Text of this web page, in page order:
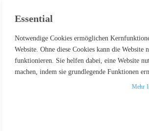
Essential
Notwendige Cookies ermöglichen
Website. Ohne diese Cookies kann die Website
funktionieren. Sie helfen dabei, eine Website
machen, indem sie grundlegende Funktionen
Mehr